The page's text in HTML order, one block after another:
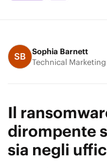
SB
Sophia Barnett
Technical
Il
dirompente
sia negli